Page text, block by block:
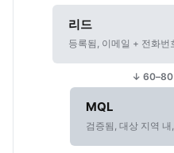
리드
등록됨, 이메일 + 전화번
↓
MQL
검증됨, 대상 지역 내